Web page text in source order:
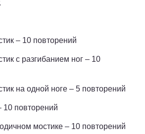
– 10 повторений
с разгибанием ног – 10
на одной ноге – 5 повторений
10 повторений
мостике – 10 повторений